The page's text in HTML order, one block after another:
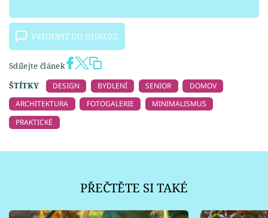
VSTOUPIT DO DISKUZE
Sdílejte článek
ŠTÍTKY
DESIGN BYDLENÍ SENIOR
DOMOV
ARCHITEKTURA
FOTOGALERIE
MINIMALISMUS
PRAKTICKÉ
PŘEČTĚTE SI TAKÉ